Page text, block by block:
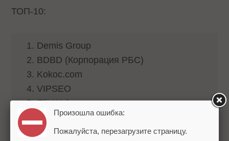
ТОП-10:
Demis Group
BDBD (Корпорация РБС)
Kokoc.com
VIPSEO
Elit-Web
TRINET.Group
Скобеев и Партнеры
Произошла ошибка:
Пожалуйста, перезагрузите страницу.